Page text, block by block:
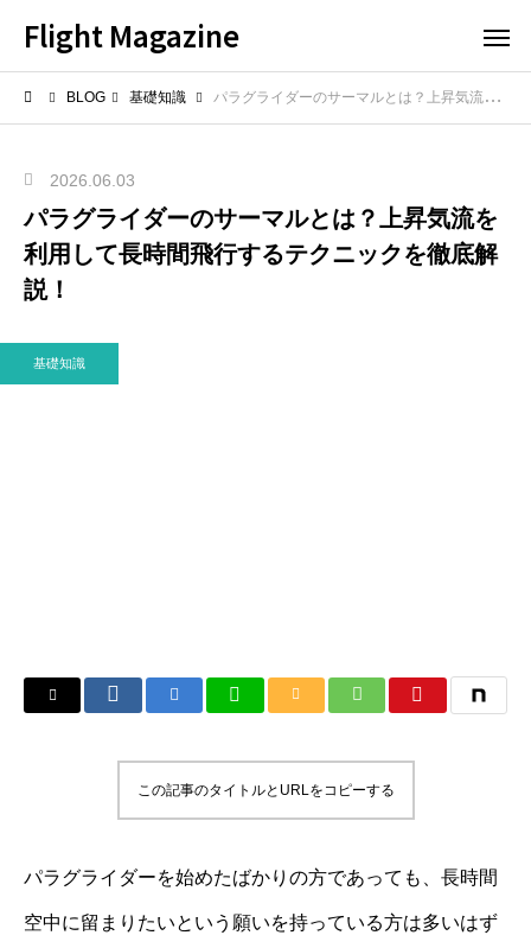
Flight Magazine
BLOG 基礎知識 パラグライダーのサーマルとは？上昇気流を利用して長時間飛行するテクニックを徹底解説！
2026.06.03
パラグライダーのサーマルとは？上昇気流を
利用して長時間飛行するテクニックを徹底解
説！
基礎知識
この記事のタイトルとURLをコピーする
パラグライダーを始めたばかりの方であっても、長時間
空中に留まりたいという願いを持っている方は多いはず